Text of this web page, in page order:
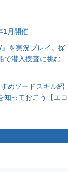
1月開催
』を実況プレイ。探
で潜入捜査に挑む
めソードスキル紹
知っておこう【エコ